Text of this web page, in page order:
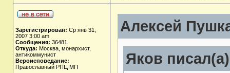
Зарегистрирован: Ср янв 31,
2007 3:00 am
Сообщения: 36481
Откуда: Москва, монархист,
антикоммунист
Вероисповедание:
Православный РПЦ МП
Алексей
Яков